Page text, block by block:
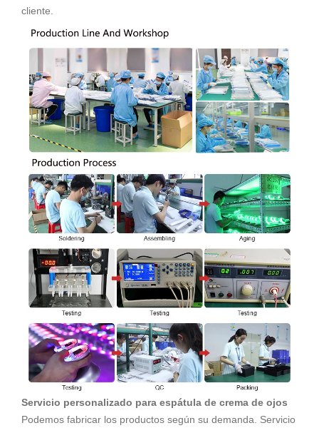
cliente.
Servicio personalizado para espátula de crema de ojos
Podemos fabricar los productos según su demanda. Servicio